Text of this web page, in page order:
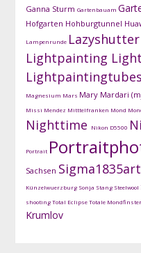
Ganna Sturm Gartenbauam
Hofgarten Hohburgtunnel
Lampenrunde Lazyshutter
Lightpainting
Lightpaintingtubes
Magnesium Mars Mary Mardari
Missi Mendez Mitttelfranken Mond
Nighttime Nikon D5500
Portrait
Sachsen Sigma1835art
Künzelwuerzburg Sonja Stang Steelwool
shootingTotal EclipseTotale
Krumlov